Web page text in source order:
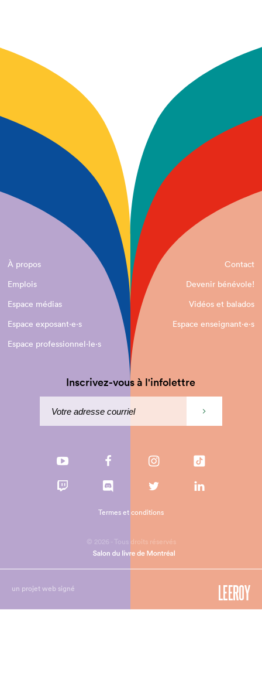
À propos
Contact
Emplois
Devenir bénévole!
Espace médias
Vidéos et balados
Espace exposant·e⋅s
Espace enseignant·e⋅s
Espace professionnel·le⋅s
Inscrivez-vous à l'infolettre
© 2026 - Tous droits réservés
Termes et conditions
un projet web signé